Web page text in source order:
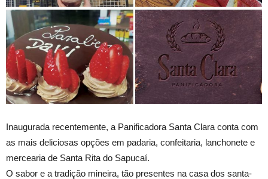
Inaugurada recentemente, a Panificadora Santa Clara conta com
as mais deliciosas opções em padaria, confeitaria, lanchonete e
mercearia de Santa Rita do Sapucaí.
O sabor e a tradição mineira, tão presentes na casa dos santa-